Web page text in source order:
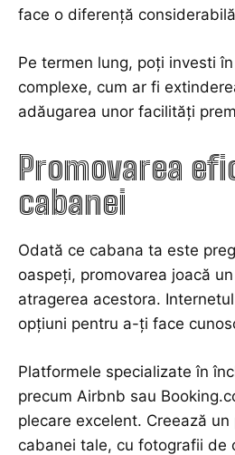
face o diferență
Pe termen lung, poți investi
complexe, cum ar fi
adăugarea unor facilități
Promovarea
cabanei
Odată ce cabana ta este
oaspeți, promovarea joacă
atragerea acestora.
opțiuni pentru a-ți face
Platformele specializate în
precum Airbnb sau
plecare excelent. Creează
cabanei tale, cu fotografii de